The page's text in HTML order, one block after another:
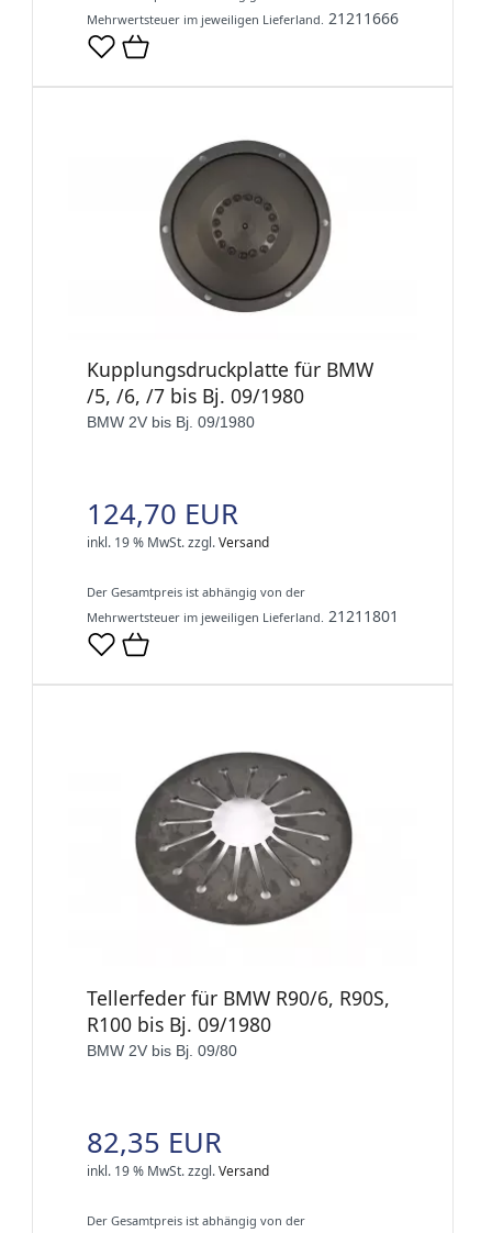
Mehrwertsteuer im jeweiligen Lieferland. 21211666
Kupplungsdruckplatte für BMW
/5, /6, /7 bis Bj. 09/1980
BMW 2V bis Bj. 09/1980
124,70 EUR
inkl. 19 % MwSt.zzgl.Versand
Der Gesamtpreis ist abhängig von der
Mehrwertsteuer im jeweiligen Lieferland. 21211801
Tellerfeder für BMW R90/6, R90S,
R100 bis Bj. 09/1980
BMW 2V bis Bj. 09/80
82,35 EUR
inkl. 19 % MwSt.zzgl.Versand
Der Gesamtpreis ist abhängig von der